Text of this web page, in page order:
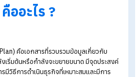
แล้ว วันนี้เรามีประโยชน์ของการ
ฝาก ไปติดตามกันเลย
ข้องเพิ่มเติม
2024 ที่น่าจับตามอง